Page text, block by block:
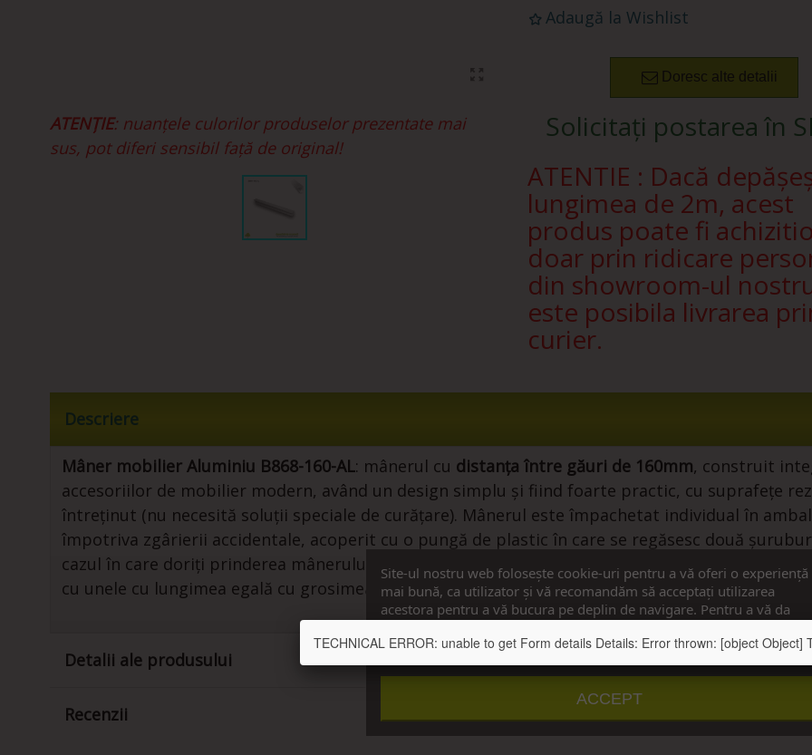
ATENȚIE: nuanțele culorilor produselor prezentate mai
sus, pot diferi sensibil față de original!
Adaugă la Wishlist
Doresc alte detalii
Solicitați postarea în
ATENTIE : Dacă
lungimea de 2m, acest
produs poate fi
doar prin ridicare
din showroom-ul
este posibila livrarea
curier.
Descriere
Mâner mobilier Aluminiu B868-160-AL: mânerul cu distanța între găuri de 160mm, construit
accesoriilor de mobilier modern, având un design simplu și fiind foarte practic, cu suprafețe
întreținut (nu necesită soluții speciale de curățare). Mânerul este împachetat individual în
împotriva zgârierii accidentale, acoperit cu o pungă de plastic în care se regăsesc două
cazul în care doriți prinderea mânerului pe grosimi mai mari sau mai mici decat standardul
cu unele cu lungimea egală cu grosimea suportului mânerului la care mai adăugați 4mm.
Detalii ale produsului
Recenzii
Site-ul nostru web folosește cookie-uri pentru a vă oferi o experiență
mai bună, ca utilizator și vă recomandăm să acceptați utilizarea
acestora pentru a vă bucura pe deplin de navigare. Pentru a vă da
Vreau detalii Personalizați cookie-urile
ACCEPT
TECHNICAL ERROR: unable to get Form details Details: Error thrown: [object Object]